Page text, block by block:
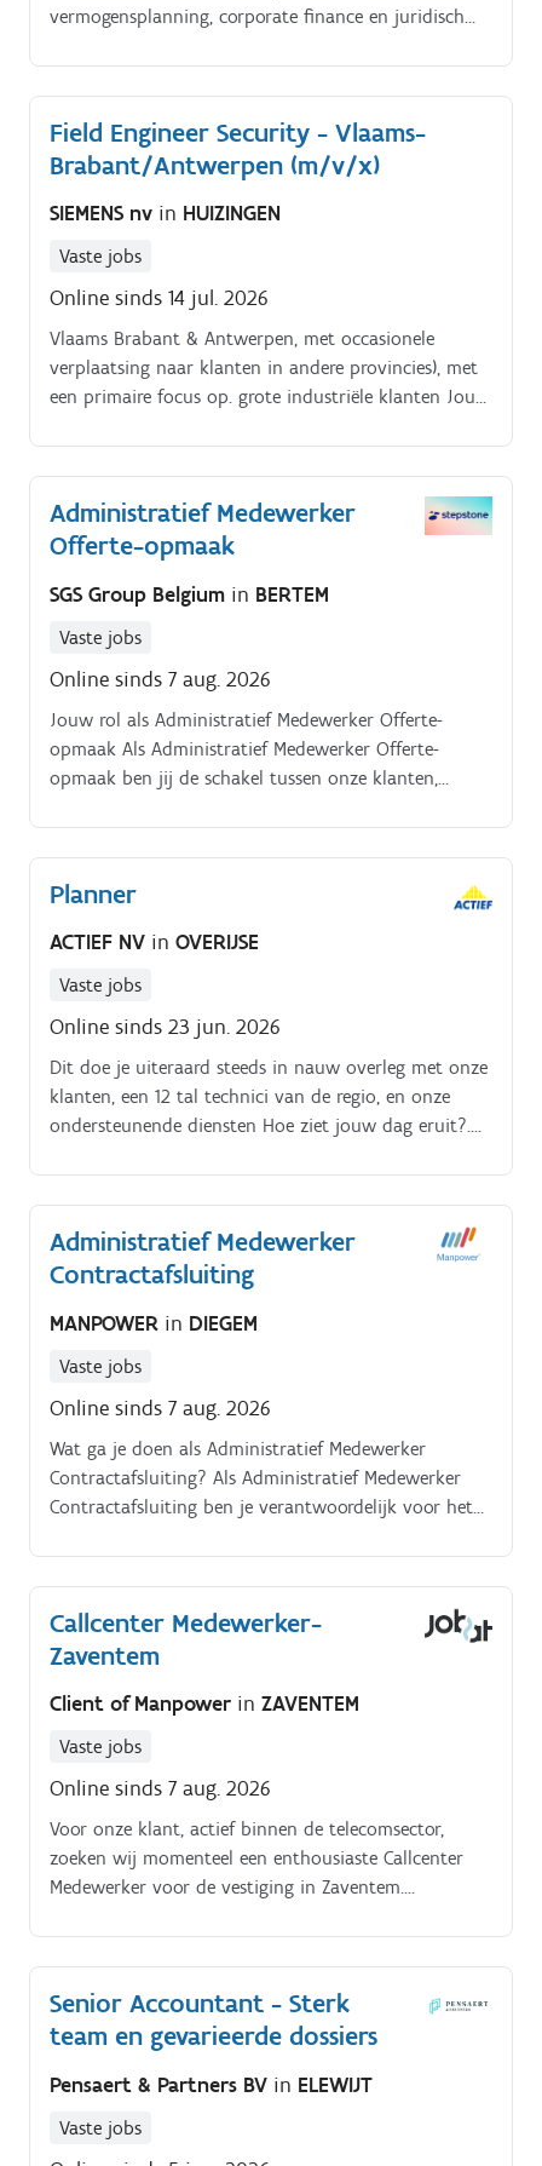
vermogensplanning, corporate finance en juridisch
Field Engineer Security - Vlaams-
Brabant/Antwerpen (m/v/x)
SIEMENS nv in HUIZINGEN
Vaste jobs
Online sinds 14 jul. 2026
Vlaams Brabant & Antwerpen, met occasionele
verplaatsing naar klanten in andere provincies), met
een primaire focus op. grote industriële klanten Jouw
Administratief Medewerker
Offerte-opmaak
SGS Group Belgium in BERTEM
Vaste jobs
Online sinds 7 aug. 2026
Jouw rol als Administratief Medewerker Offerte-
opmaak Als Administratief Medewerker Offerte-
opmaak ben jij de schakel tussen onze klanten,
iedere offerte correct, volledig en tijdig wordt
uitgewerkt. Wat ga je doen? Beheren van de offerte-
mailbox en opmaken van prijsvoorstellen Klanten
verzamelen Opvolgen van de uitgestuurde offertes
Voorbereiden en administratief ondersteunen van
informatiedoorstroming naar klanten en collega's
Opbouwen van een professionele vertrouwensrelatie
met onze klanten uit de bouwsector
Planner
ACTIEF NV in OVERIJSE
Vaste jobs
Online sinds 23 jun. 2026
Dit doe je uiteraard steeds in nauw overleg met onze
klanten, een 12 tal technici van de regio, en onze
ondersteunende diensten Hoe ziet jouw dag eruit?.
contracten;.
Administratief Medewerker
Contractafsluiting
MANPOWER in DIEGEM
Vaste jobs
Online sinds 7 aug. 2026
Wat ga je doen als Administratief Medewerker
Contractafsluiting? Als Administratief Medewerker
Contractafsluiting ben je verantwoordelijk voor het
zorgt ervoor dat dossiers volledig en accuraat
worden verwerkt en bent een belangrijke schakel
tussen verschillende interne afdelingen Je verwerkt en
sluit contracten administratief af in de interne
volgens de geldende procedures Je behandelt vragen
rond contractbeëindigingen en facturatie Je volgt
aan interne en externe contacten Je werkt nauw
samen met verschillende afdelingen om dossiers vlot
af te handelen Je bewaakt deadlines en zorgt voor
een kwalitatieve afwerking van elk dossier
Callcenter Medewerker-
Zaventem
Client of Manpower in ZAVENTEM
Vaste jobs
Online sinds 7 aug. 2026
Voor onze klant, actief binnen de telecomsector,
zoeken wij momenteel een enthousiaste Callcenter
Medewerker voor de vestiging in Zaventem.
Senior Accountant - Sterk
team en gevarieerde dossiers
Pensaert & Partners BV in ELEWIJT
Vaste jobs